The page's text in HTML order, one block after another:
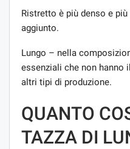
Ristretto è più denso e
aggiunto.
Lungo – nella
essenziali che non hanno
altri tipi di produzione.
QUANTO
TAZZA DI